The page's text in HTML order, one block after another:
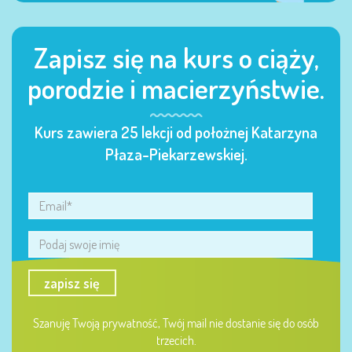
Zapisz się na kurs o ciąży,
porodzie i macierzyństwie.
Kurs zawiera 25 lekcji od położnej Katarzyna
Płaza-Piekarzewskiej.
zapisz się
Szanuję Twoją prywatność, Twój mail nie dostanie się do osób
trzecich.